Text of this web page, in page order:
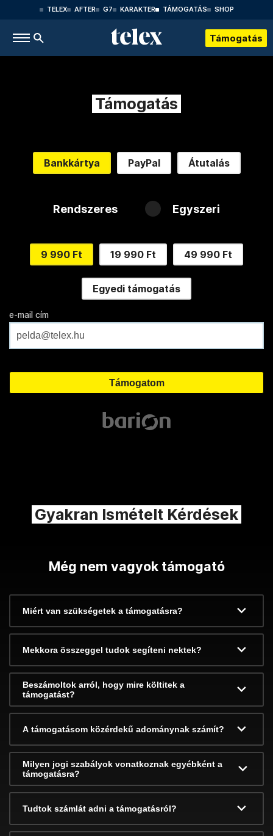
TELEX AFTER G7 KARAKTER TÁMOGATÁS SHOP
Támogatás
Támogatás
Bankkártya PayPal Átutalás
Rendszeres Egyszeri
9 990 Ft 19 990 Ft 49 990 Ft
Egyedi támogatás
e-mail cím
Gyakran Ismételt Kérdések
Még nem vagyok támogató
Miért van szükségetek a támogatásra?
Mekkora összeggel tudok segíteni nektek?
Beszámoltok arról, hogy mire költitek a
támogatást?
A támogatásom közérdekű adománynak számít?
Milyen jogi szabályok vonatkoznak egyébként a
támogatásra?
Tudtok számlát adni a támogatásról?